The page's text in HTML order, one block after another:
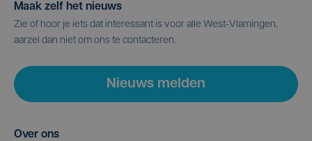
Maak zelf het nieuws
Zie of hoor je iets dat interessant is voor alle West-Vlamingen,
aarzel dan niet om ons te contacteren.
Nieuws melden
Over ons